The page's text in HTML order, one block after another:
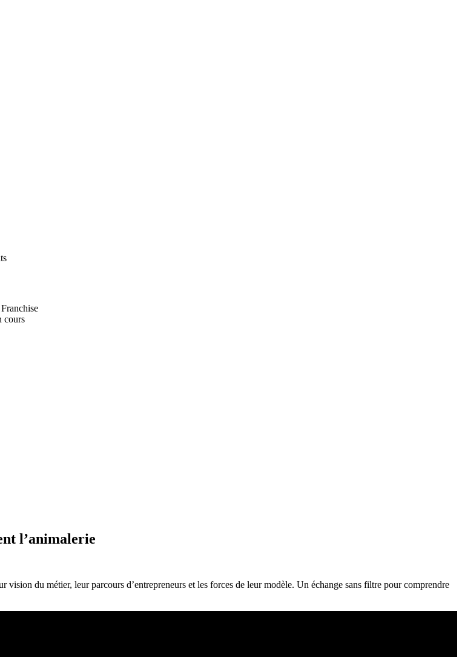
cours
l’animalerie
du métier, leur parcours d’entrepreneurs et les forces de leur modèle. Un échange sans filtre pour comprendre